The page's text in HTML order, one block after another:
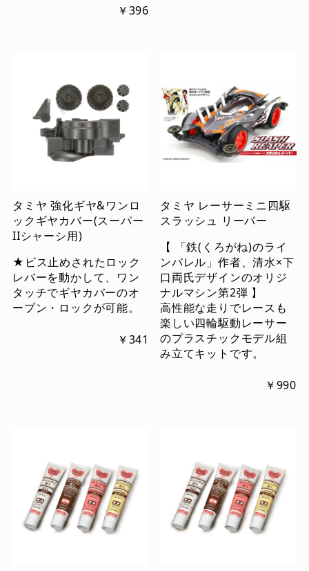
￥396
タミヤ 強化ギヤ&ワンロ
ックギヤカバー(スーパー
IIシャーシ用)
★ビス止めされたロック
レバーを動かして、ワン
タッチでギヤカバーのオ
ープン・ロックが可能。
￥341
タミヤ レーサーミニ四駆
スラッシュ リーパー
【 「鉄(くろがね)のライ
ンバレル」作者、清水×下
口両氏デザインのオリジ
ナルマシン第2弾 】
高性能な走りでレースも
楽しい四輪駆動レーサー
のプラスチックモデル組
み立てキットです。
￥990